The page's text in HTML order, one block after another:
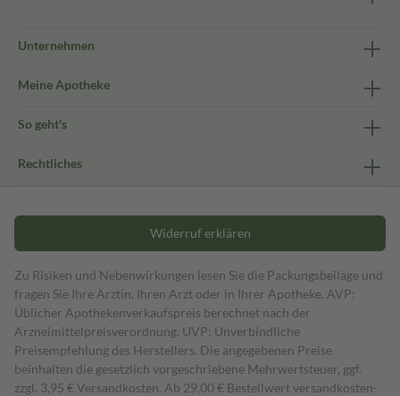
Unternehmen
Meine Apotheke
So geht's
Rechtliches
Widerruf erklären
Zu Risiken und Nebenwirkungen lesen Sie die Packungsbeilage und
fragen Sie Ihre Ärztin, Ihren Arzt oder in Ihrer Apotheke. AVP:
Üblicher Apothekenverkaufspreis berechnet nach der
Arzneimittelpreisverordnung. UVP: Unverbindliche
Preisempfehlung des Herstellers. Die angegebenen Preise
beinhalten die gesetzlich vorgeschriebene Mehrwertsteuer, ggf.
zzgl. 3,95 € Versandkosten. Ab 29,00 € Bestell­wert versand­kosten­